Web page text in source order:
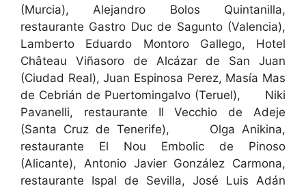
(Murcia), Alejandro Bolos Quintanilla,
restaurante Gastro Duc de Sagunto (Valencia),
Lamberto Eduardo Montoro Gallego, Hotel
Château Viñasoro de Alcázar de San Juan
(Ciudad Real), Juan Espinosa Perez, Masía Mas
de Cebrián de Puertomingalvo (Teruel), Niki
Pavanelli, restaurante Il Vecchio de Adeje
(Santa Cruz de Tenerife), Olga Anikina,
restaurante El Nou Embolic de Pinoso
(Alicante), Antonio Javier González Carmona,
restaurante Ispal de Sevilla, José Luis Adán